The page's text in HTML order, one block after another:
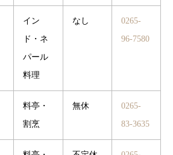
イン
ド・ネ
パール
料理
なし
0265-
96-7580
料亭・
割烹
無休
0265-
83-3635